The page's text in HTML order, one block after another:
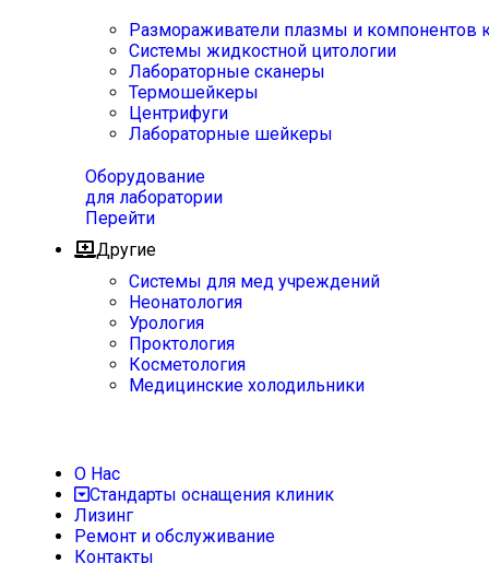
Размораживатели плазмы и компонентов
Системы жидкостной цитологии
Лабораторные сканеры
Термошейкеры
Центрифуги
Лабораторные шейкеры
Оборудование
для лаборатории
Перейти
Другие
Системы для мед учреждений
Неонатология
Урология
Проктология
Косметология
Медицинские холодильники
О Нас
Стандарты оснащения клиник
Лизинг
Ремонт и обслуживание
Контакты